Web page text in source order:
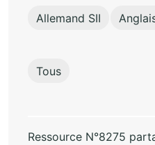
Allemand SII
Tous
Ressource N°8275